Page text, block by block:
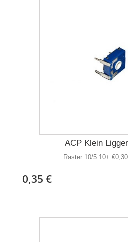
ACP Klein
Raster 10/5 10+
0,35 €